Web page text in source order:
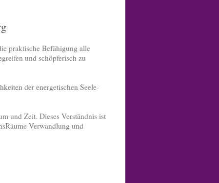
praktische Befähigung alle
und schöpferisch zu
der energetischen Seele-
und Zeit. Dieses Verständnis ist
Verwandlung und